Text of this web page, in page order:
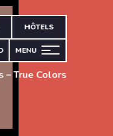
HÔTELS
MENU
– True Colors